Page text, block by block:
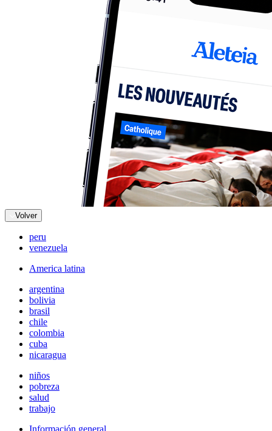
Volver
peru
venezuela
America latina
argentina
bolivia
brasil
chile
colombia
cuba
nicaragua
niños
pobreza
salud
trabajo
Información general